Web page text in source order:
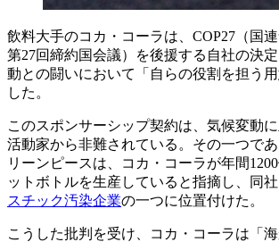
飲料大手のコカ・コーラは、COP27（国
第27回締約国会議）を後援する自社の決
動との闘いにおいて「自らの役割を担う
した。
このスポンサーシップ契約は、気候変動
活動家から非難されている。その一つで
リーンピースは、コカ・コーラが年間
ットボトルを生産していると指摘し、同
スチック汚染企業の一つに位置付けた。
こうした批判を受け、コカ・コーラは「